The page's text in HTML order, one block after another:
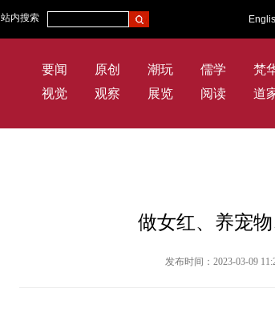
站内搜索
要闻 原创 潮玩 儒学 梵
视觉
观察 展览 阅读 道
做女红、养宠
发布时间：2023-03-09